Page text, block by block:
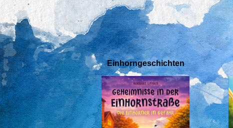
Einhorngeschichten